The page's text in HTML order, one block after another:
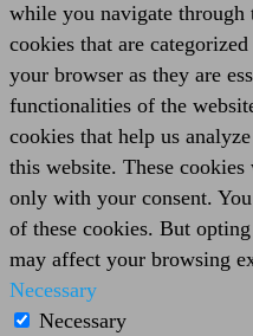
while you navigate through
cookies that are
your browser as they are
functionalities of the
cookies that help us
this website. These
only with your consent.
of these cookies. But
may affect your browsing
Necessary
Necessary